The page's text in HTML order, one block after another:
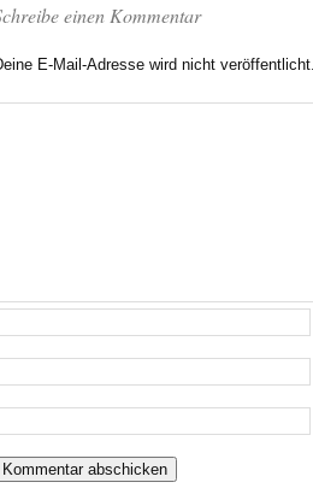
einen Kommentar
E-Mail-Adresse wird nicht veröffentlicht.